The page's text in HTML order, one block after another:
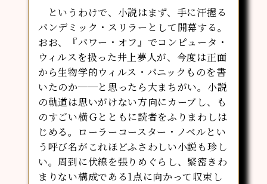
というわけで、小説はまず、手に汗握る
パンデミック・スリラーとして開幕する。
おお、『パワー・オフ』でコンピュータ・
ウィルスを扱った井上夢人が、今度は正面
から生物学的ウィルス・パニックものを書
いたのか──と思ったら大まちがい。小説
の軌道は思いがけない方向にカーブし、も
のすごい横Ｇとともに読者をふりまわしは
じめる。ローラーコースター・ノベルとい
う呼び名がこれほどふさわしい小説も珍し
い。周到に伏線を張りめぐらし、緊密きわ
まりない構成である1点に向かって収束し